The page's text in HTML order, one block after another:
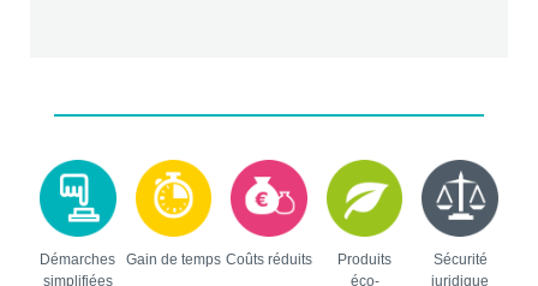
Démarches
simplifiées
Gain de temps Coûts réduits
Produits
éco-
Sécurité
juridique